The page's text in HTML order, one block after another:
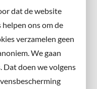
dat de website
ons om de
verzamelen geen
We gaan
Dat doen we volgens